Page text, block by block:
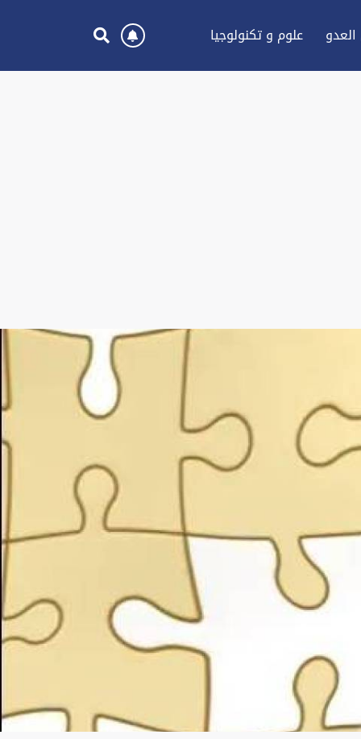
علوم و تكنولوجيا